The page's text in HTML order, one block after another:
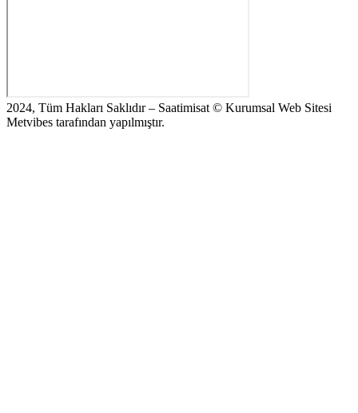
2024, Tüm Hakları Saklıdır – Saatimisat © Kurumsal Web Sitesi
Metvibes tarafından yapılmıştır.